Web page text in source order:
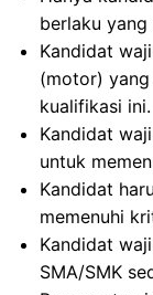
berlaku yang
Kandidat
(motor)
kualifikasi ini.
Kandidat
untuk
Kandidat
memenuhi
Kandidat
SMA/SMK